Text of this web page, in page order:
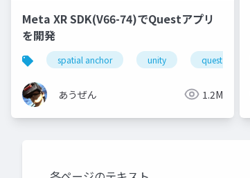
Meta XR SDK(V66-74)でQuestアプリ
を開発
spatial anchor unity quest pro
あうぜん 1.2M